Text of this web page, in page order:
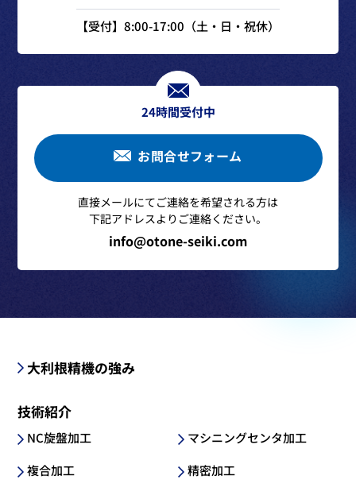
【受付】8:00-17:00（土・日・祝休）
24時間受付中
お問合せフォーム
直接メールにてご連絡を希望される方は
下記アドレスよりご連絡ください。
info@otone-seiki.com
大利根精機の強み
技術紹介
NC旋盤加工
マシニングセンタ加工
複合加工
精密加工